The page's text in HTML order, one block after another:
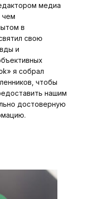
медиа
чем
в
свою
и
я собрал
чтобы
нашим
достоверную